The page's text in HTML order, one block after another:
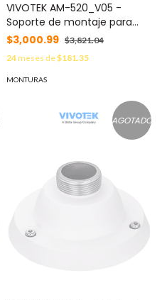
VIVOTEK AM-520_V05 -
Soporte de montaje para
camaras domo y fisheye,
para exterior, Conector
hembra 3/4" NPT, Conector
macho 1-1/2" PS
$3,000.99 $3,821.04
24meses de$181.35
MONTURAS
AGOTADO